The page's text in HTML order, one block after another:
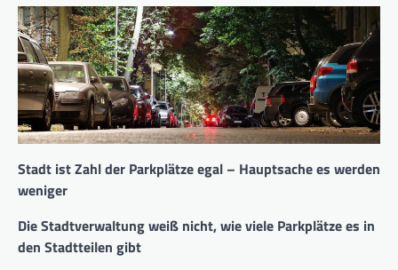
Stadt ist Zahl der Parkplätze egal – Hauptsache es werden
weniger
Die Stadtverwaltung weiß nicht, wie viele Parkplätze es in
den Stadtteilen gibt